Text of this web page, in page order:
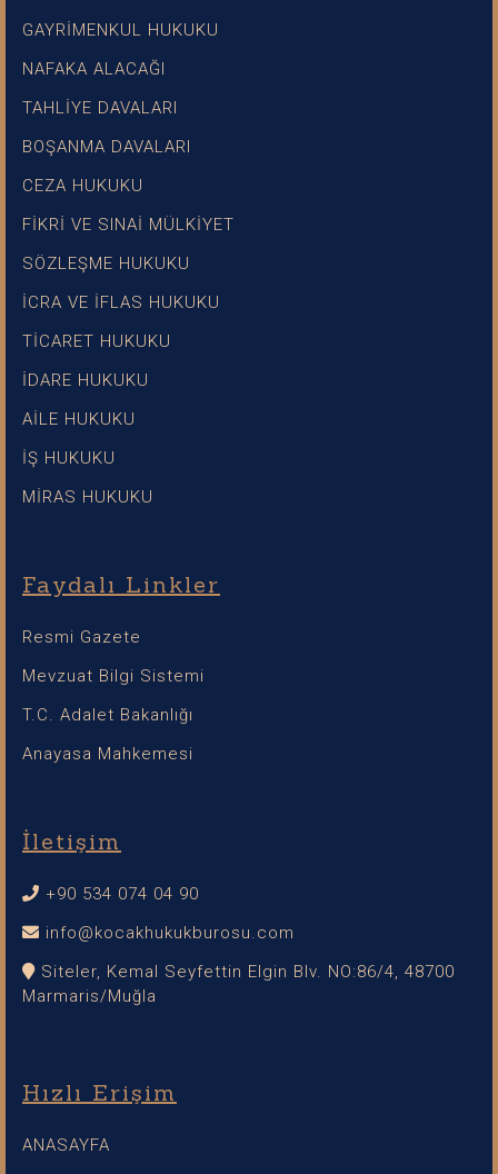
GAYRİMENKUL HUKUKU
NAFAKA ALACAĞI
TAHLİYE DAVALARI
BOŞANMA DAVALARI
CEZA HUKUKU
FİKRİ VE SINAİ MÜLKİYET
SÖZLEŞME HUKUKU
İCRA VE İFLAS HUKUKU
TİCARET HUKUKU
İDARE HUKUKU
AİLE HUKUKU
İŞ HUKUKU
MİRAS HUKUKU
Faydalı Linkler
Resmi Gazete
Mevzuat Bilgi Sistemi
T.C. Adalet Bakanlığı
Anayasa Mahkemesi
İletişim
+90 534 074 04 90
info@kocakhukukburosu.com
Siteler, Kemal Seyfettin Elgin Blv. NO:86/4, 48700
Marmaris/Muğla
Hızlı Erişim
ANASAYFA